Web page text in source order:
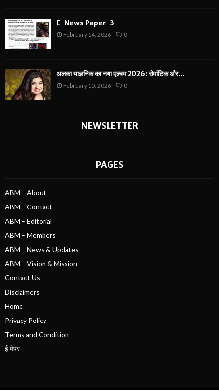
E-News Paper-3
February 14, 2026 0
अलका याज्ञनिक का नया एल्बम 2026: रोमांटिक और...
February 10, 2026 0
NEWSLETTER
PAGES
ABM – About
ABM – Contact
ABM – Editorial
ABM – Members
ABM – News & Updates
ABM – Vision & Mission
Contact Us
Disclaimers
Home
Privacy Policy
Terms and Condition
ई पेपर